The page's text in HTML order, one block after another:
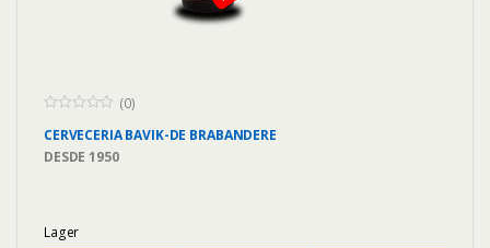
o
t
(0)
CERVECERIA BAVIK-DE BRABANDERE
DESDE 1950
Lager